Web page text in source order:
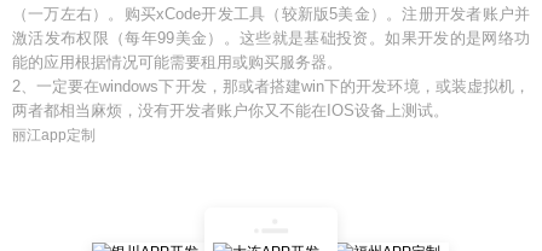
（一万左右）。购买xCode开发工具（较新版5美金）。注册开发者账户并
激活发布权限（每年99美金）。这些就是基础投资。如果开发的是网络功
能的应用根据情况可能需要租用或购买服务器。
2、一定要在windows下开发，那或者搭建win下的开发环境，或装虚拟机，
两者都相当麻烦，没有开发者账户你又不能在IOS设备上测试。
丽江app定制